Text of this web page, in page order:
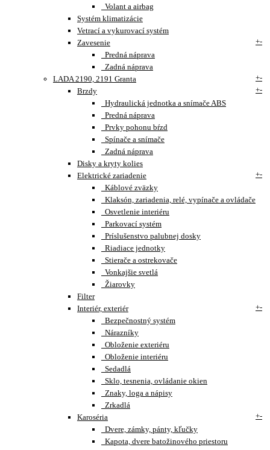
Volant a airbag
Systém klimatizácie
Vetrací a vykurovací systém
Zavesenie
+-
Predná náprava
Zadná náprava
LADA 2190, 2191 Granta
+-
Brzdy
+-
Hydraulická jednotka a snímače ABS
Predná náprava
Prvky pohonu bŕzd
Spínače a snímače
Zadná náprava
Disky a kryty kolies
Elektrické zariadenie
+-
Káblové zväzky
Klaksón, zariadenia, relé, vypínače a ovládače
Osvetlenie interiéru
Parkovací systém
Príslušenstvo palubnej dosky
Riadiace jednotky
Stierače a ostrekovače
Vonkajšie svetlá
Žiarovky
Filter
Interiér, exteriér
+-
Bezpečnostný systém
Nárazníky
Obloženie exteriéru
Obloženie interiéru
Sedadlá
Sklo, tesnenia, ovládanie okien
Znaky, loga a nápisy
Zrkadlá
Karoséria
+-
Dvere, zámky, pánty, kľučky
Kapota, dvere batožinového priestoru